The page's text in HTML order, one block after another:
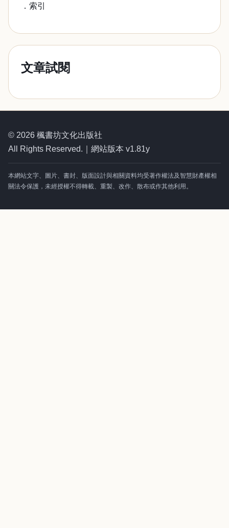
．索引
文章試閱
© 2026 楓書坊文化出版社
All Rights Reserved.｜網站版本 v1.81y
本網站文字、圖片、書封、版面設計與相關資料均受著作權法及智慧財產權相
關法令保護，未經授權不得轉載、重製、改作、散布或作其他利用。